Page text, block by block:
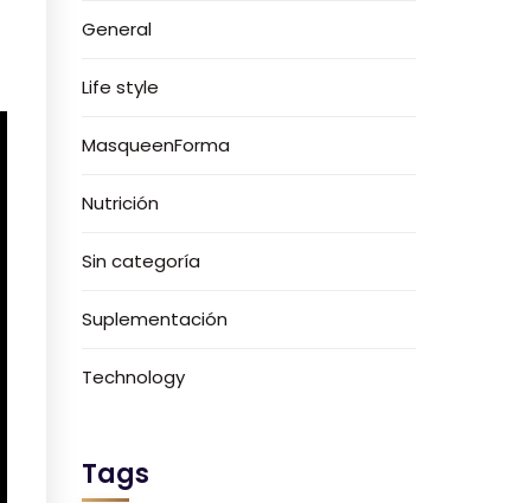
General
Life style
MasqueenForma
Nutrición
Sin categoría
Suplementación
Technology
Tags